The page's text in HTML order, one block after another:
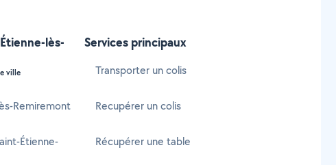
lès-
ville
Remiremont
Étienne-
Services principaux
Transporter un colis
Recupérer un colis
Récupérer une table